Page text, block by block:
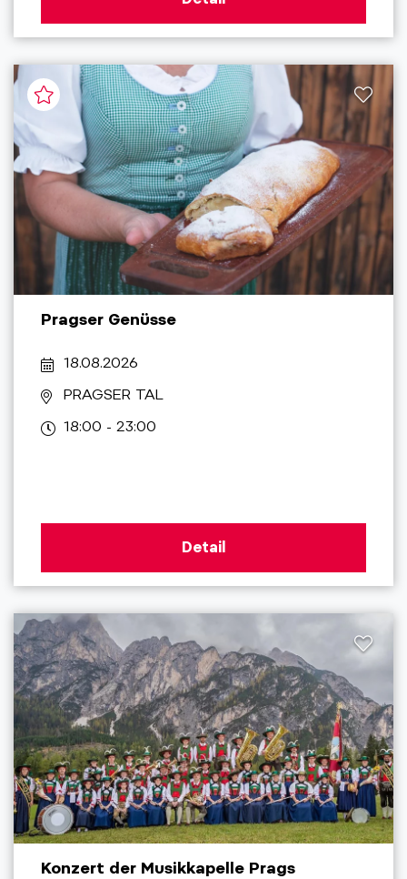
Pragser Genüsse
18.08.2026
PRAGSER TAL
18:00 - 23:00
Detail
Konzert der Musikkapelle Prags